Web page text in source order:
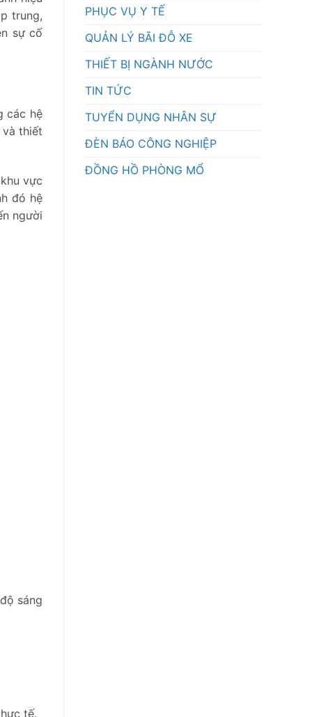
trung,
sự cố
các hệ
thiết
vực
đó hệ
người
sáng
tế.
PHỤC VỤ Y TẾ
QUẢN LÝ BÃI ĐỖ XE
THIẾT BỊ NGÀNH NƯỚC
TIN TỨC
TUYỂN DỤNG NHÂN SỰ
ĐÈN BÁO CÔNG NGHIỆP
ĐỒNG HỒ PHÒNG MỔ